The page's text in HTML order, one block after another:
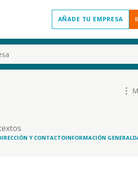
AÑADE TU EMPRESA
redes
Y CONTACTOINFORMACIÓN GENERAL